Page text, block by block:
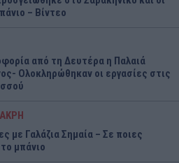
– Βίντεο
από τη Δευτέρα η Παλαιά
Ολοκληρώθηκαν οι εργασίες στις
με Γαλάζια Σημαία – Σε ποιες
μπάνιο